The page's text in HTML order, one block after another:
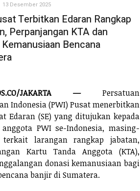
13 Desember 2025
Terbitkan Edaran Rangkap
Perpanjangan KTA dan
Bencana
JAKARTA —Persatuan
Indonesia (PWI) Pusat menerbitkan
Edaran (SE) yang ditujukan kepada
PWI se-Indonesia, masing-
larangan rangkap jabatan,
Kartu Tanda Anggota (KTA),
donasi kemanusiaan bagi
banjir di Sumatera.